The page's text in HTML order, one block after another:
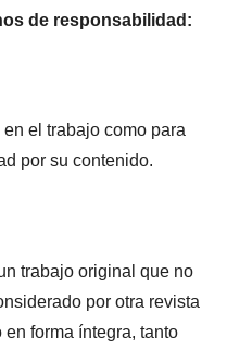
de responsabilidad:
el trabajo como para
por su contenido.
trabajo original que no
por otra revista
forma íntegra, tanto